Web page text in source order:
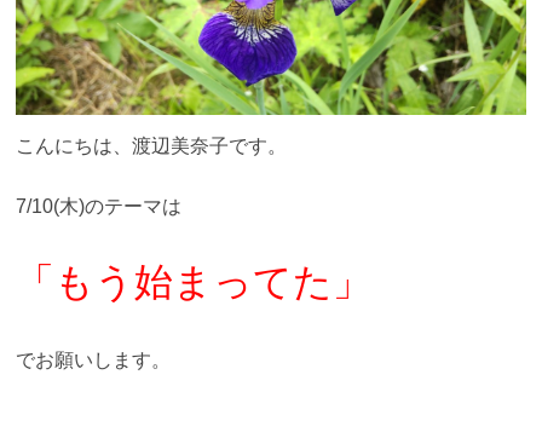
こんにちは、渡辺美奈子です。
7/10(木)のテーマは
「もう始まってた」
でお願いします。